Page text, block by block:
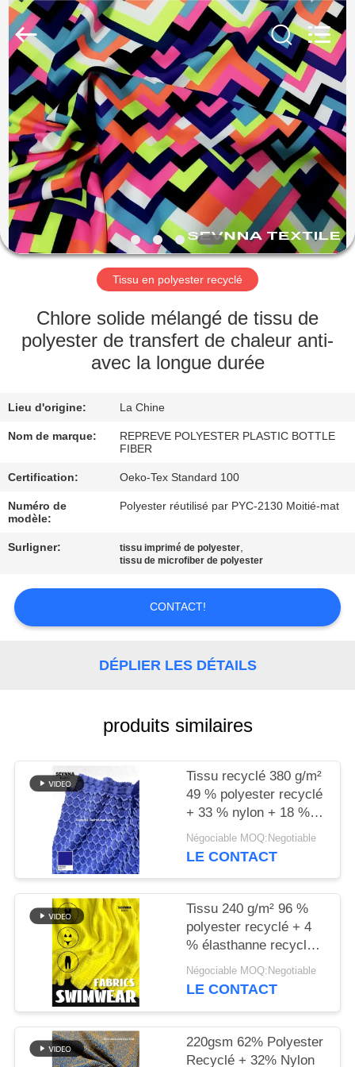
MAISON
PRODUITS
VR
SHOW
AU
NOUS
D'USINE
QUALITÉ
CONTACTEZ-
NOUS
DU
SITE
PRIVACY
POLICY
2019
2026
SEVNNA
TEXTILE.
Rights
Reserved.
Tissu en polyester recyclé
Chlore solide mélangé de tissu de
polyester de transfert de chaleur anti-
avec la longue durée
Lieu d'origine: La Chine
Nom de marque:
REPREVE POLYESTER PLASTIC BOTTLE
FIBER
Certification: Oeko-Tex Standard 100
Numéro de
modèle:
Polyester réutilisé par PYC-2130 Moitié-mat
Surligner: tissu imprimé de polyester,
tissu de microfiber de polyester
CONTACT!
DÉPLIER LES DÉTAILS
produits similaires
Tissu recyclé 380 g/m²
49 % polyester recyclé
+ 33 % nylon + 18 %
élasthanne pour tricot
circulaire
Négociable MOQ:Negotiable
LE CONTACT
Tissu 240 g/m² 96 %
polyester recyclé + 4
% élasthanne recyclé
pour tricot circulaire
Négociable MOQ:Negotiable
LE CONTACT
220gsm 62% Polyester
Recyclé + 32% Nylon